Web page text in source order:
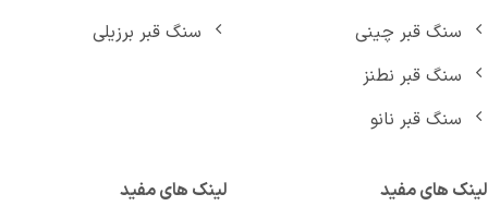
سنگ قبر چینی
سنگ قبر نطنز
سنگ قبر نانو
سنگ قبر برزیلی
های مفید
لینک های مفید